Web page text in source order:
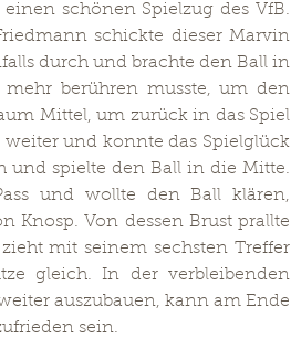
schönen Spielzug des VfB.
schickte dieser Marvin
durch und brachte den Ball in
berühren musste, um den
Mittel, um zurück in das Spiel
und konnte das Spielglück
und spielte den Ball in die Mitte.
und wollte den Ball klären,
Knosp. Von dessen Brust prallte
mit seinem sechsten Treffer
gleich. In der verbleibenden
auszubauen, kann am Ende
sein.